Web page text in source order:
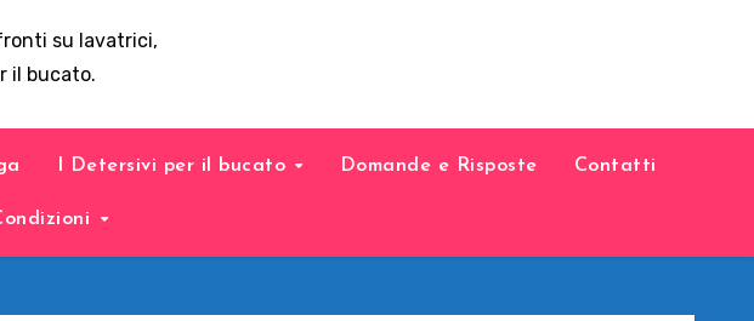
su lavatrici,
il bucato.
I Detersivi per il bucato Domande e Risposte Contatti